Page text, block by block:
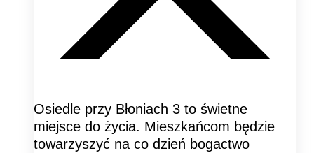
Osiedle przy Błoniach 3 to świetne
miejsce do życia. Mieszkańcom będzie
towarzyszyć na co dzień bogactwo